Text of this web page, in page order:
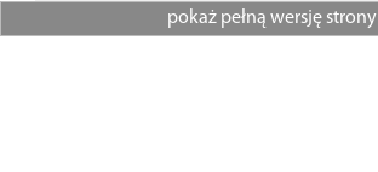
pokaż pełną wersję strony